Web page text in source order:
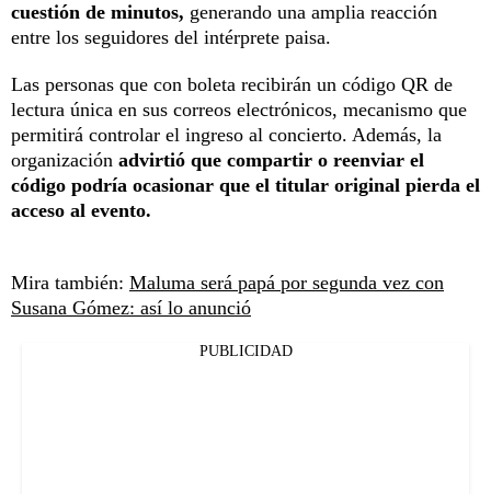
cuestión de minutos, generando una amplia reacción
entre los seguidores del intérprete paisa.
Las personas que con boleta recibirán un código QR de
lectura única en sus correos electrónicos, mecanismo que
permitirá controlar el ingreso al concierto. Además, la
organización advirtió que compartir o reenviar el
código podría ocasionar que el titular original pierda el
acceso al evento.
Mira también: Maluma será papá por segunda vez con
Susana Gómez: así lo anunció
PUBLICIDAD